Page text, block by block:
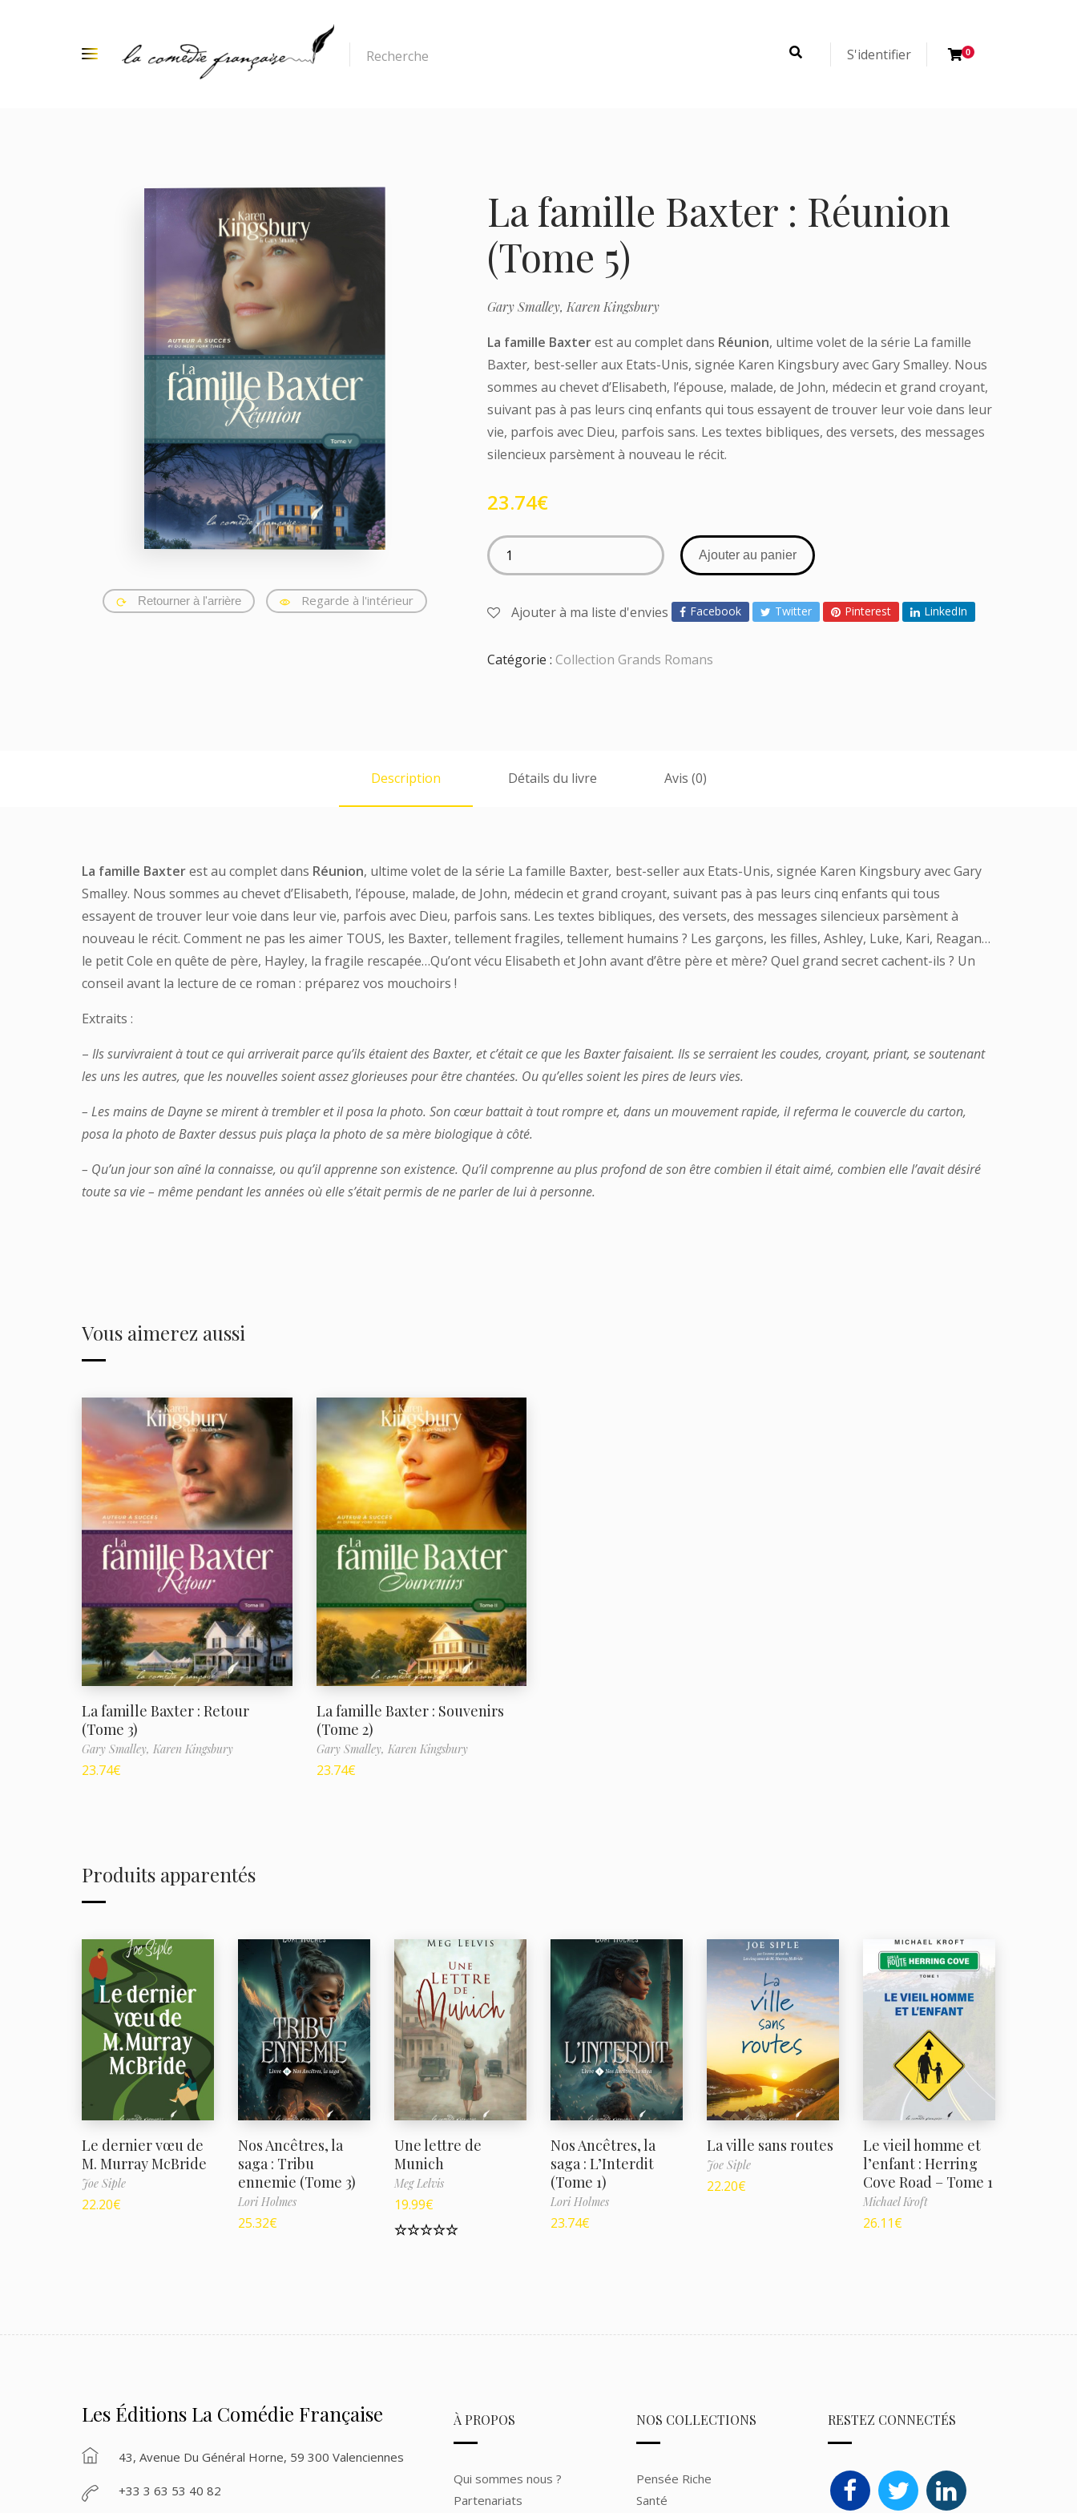
Recherche S'identifier 0
Retourner à l'arrière Regarde à l'intérieur
La famille Baxter : Réunion
(Tome 5)
Gary Smalley, Karen Kingsbury
La famille Baxterest au complet dans Réunion, ultime volet de la série La famille
Baxter, best-seller aux Etats-Unis, signée Karen Kingsbury avec Gary Smalley. Nous
sommes au chevet d’Elisabeth, l’épouse, malade, de John, médecin et grand croyant,
suivant pas à pas leurs cinq enfants qui tous essayent de trouver leur voie dans leur
vie, parfois avec Dieu, parfois sans. Les textes bibliques, des versets, des messages
silencieux parsèment à nouveau le récit.
23.74€
Ajouter au panier
Ajouter à ma liste d'envies Facebook Twitter Pinterest LinkedIn
Catégorie : Collection Grands Romans
Description Détails du livre Avis (0)
La famille Baxterest au complet dans Réunion, ultime volet de la série La famille Baxter, best-seller aux Etats-Unis, signée Karen Kingsbury avec Gary
Smalley. Nous sommes au chevet d’Elisabeth, l’épouse, malade, de John, médecin et grand croyant, suivant pas à pas leurs cinq enfants qui tous
essayent de trouver leur voie dans leur vie, parfois avec Dieu, parfois sans. Les textes bibliques, des versets, des messages silencieux parsèment à
nouveau le récit. Comment ne pas les aimer TOUS, les Baxter, tellement fragiles, tellement humains ? Les garçons, les filles, Ashley, Luke, Kari, Reagan…
le petit Cole en quête de père, Hayley, la fragile rescapée…Qu’ont vécu Elisabeth et John avant d’être père et mère? Quel grand secret cachent-ils ? Un
conseil avant la lecture de ce roman : préparez vos mouchoirs !
Extraits :
– Ils survivraient à tout ce qui arriverait parce qu’ils étaient des Baxter, et c’était ce que les Baxter faisaient. Ils se serraient les coudes, croyant, priant, se soutenant
les uns les autres, que les nouvelles soient assez glorieuses pour être chantées. Ou qu’elles soient les pires de leurs vies.
– Les mains de Dayne se mirent à trembler et il posa la photo. Son cœur battait à tout rompre et, dans un mouvement rapide, il referma le couvercle du carton,
posa la photo de Baxter dessus puis plaça la photo de sa mère biologique à côté.
– Qu’un jour son aîné la connaisse, ou qu’il apprenne son existence. Qu’il comprenne au plus profond de son être combien il était aimé, combien elle l’avait désiré
toute sa vie – même pendant les années où elle s’était permis de ne parler de lui à personne.
Vous aimerez aussi
La famille Baxter : Retour
(Tome 3)
Gary Smalley, Karen Kingsbury
23.74€
La famille Baxter : Souvenirs
(Tome 2)
Gary Smalley, Karen Kingsbury
23.74€
Produits apparentés
Le dernier vœu de
M. Murray McBride
Joe Siple
22.20€
Nos Ancêtres, la
saga : Tribu
ennemie (Tome 3)
Lori Holmes
25.32€
Une lettre de
Munich
Meg Lelvis
19.99€
Nos Ancêtres, la
saga : L’Interdit
(Tome 1)
Lori Holmes
23.74€
La ville sans routes
Joe Siple
22.20€
Le vieil homme et
l’enfant : Herring
Cove Road – Tome 1
Michael Kroft
26.11€
Les Éditions La Comédie Française
43, Avenue Du Général Horne, 59 300 Valenciennes
+33 3 63 53 40 82
À PROPOS
Qui sommes nous ?
Partenariats
NOS COLLECTIONS
Pensée Riche
Santé
RESTEZ CONNECTÉS